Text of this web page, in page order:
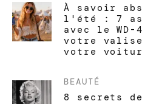
À savoir
l'été : 7
avec le
votre
votre
BEAUTÉ
8 secrets